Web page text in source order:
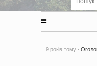
9 років тому -